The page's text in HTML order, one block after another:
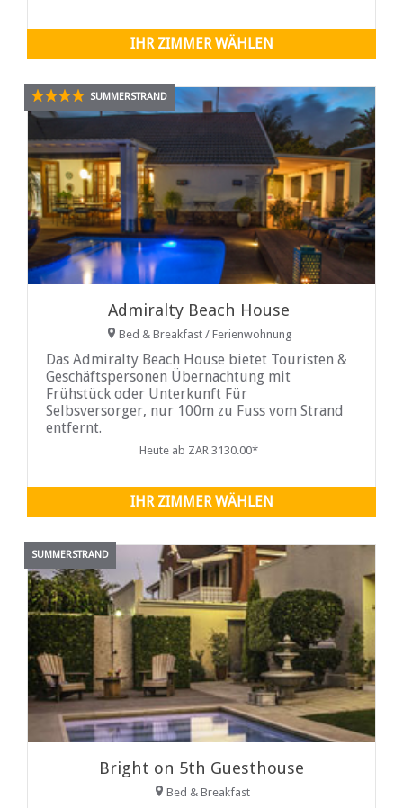
IHR ZIMMER WÄHLEN
SUMMERSTRAND
Admiralty Beach House
Bed & Breakfast / Ferienwohnung
Das Admiralty Beach House bietet Touristen &
Geschäftspersonen Übernachtung mit
Frühstück oder Unterkunft Für
Selbsversorger, nur 100m zu Fuss vom Strand
entfernt.
Heute ab ZAR 3130.00*
IHR ZIMMER WÄHLEN
SUMMERSTRAND
Bright on 5th Guesthouse
Bed & Breakfast